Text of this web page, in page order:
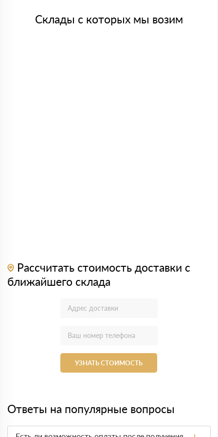
Склады с которых мы возим
Рассчитать стоимость доставки с
ближайшего склада
УЗНАТЬ СТОИМОСТЬ
Ответы на популярные вопросы